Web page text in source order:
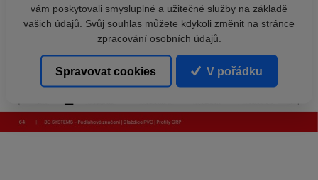
vám poskytovali smysluplné a užitečné služby na základě
vašich údajů. Svůj souhlas můžete kdykoli změnit na stránce
zpracování osobních údajů.
Spravovat cookies V pořádku